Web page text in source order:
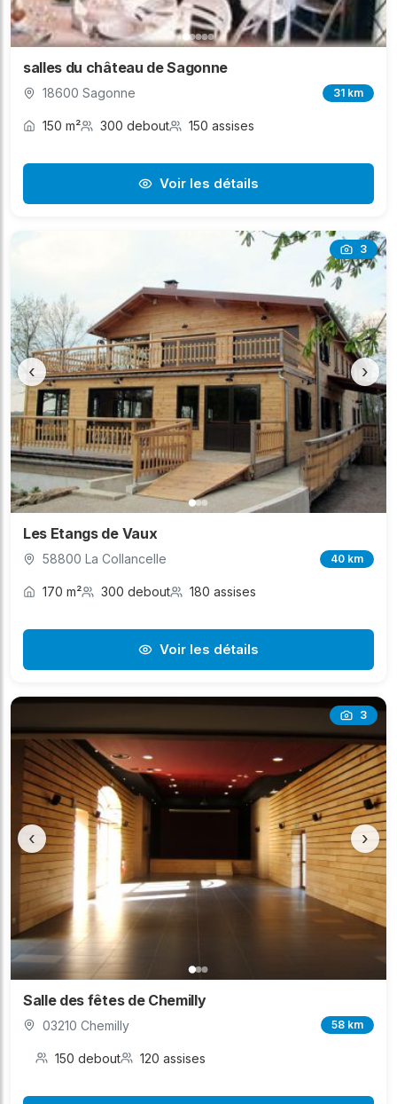
salles du château de Sagonne
18600 Sagonne 31 km
150 m² 300 debout 150 assises
Voir les détails
3
‹ ›
Les Etangs de Vaux
58800 La Collancelle 40 km
170 m² 300 debout 180 assises
Voir les détails
3
‹ ›
Salle des fêtes de Chemilly
03210 Chemilly 58 km
150 debout 120 assises